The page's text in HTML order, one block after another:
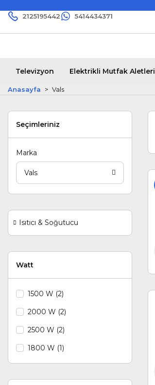
2125195442 5414434371
Televizyon Elektrikli Mutfak Aletleri
Anasayfa Vals
Seçimleriniz
Marka
Vals
Isıtıcı & Soğutucu
Watt
1500 W (2)
2000 W (2)
2500 W (2)
1800 W (1)